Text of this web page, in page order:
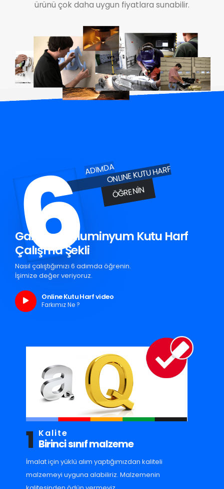
ürünü çok daha uygun fiyatlara sunabilir.
6ADIMDAONLINE KUTU HARF
ÖĞRENIN
Gazipaşa Aluminyum Kutu Harf
Çalışma Şekli
Nasıl çalıştığımızı 6 adımda öğrenin.
İşimize değer veriyoruz.
Online Kutu Harf video
Farkımız Ne ?
1 Kalite
Birinci sınıf malzeme
İmalat için yüklü alım yaptığımızdan kaliteli
malzemeyi uyguna alabiliriz. Malzemenin